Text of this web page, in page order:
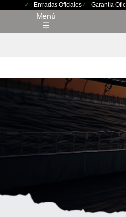
Entradas Oficiales Garantía
Menú
☰